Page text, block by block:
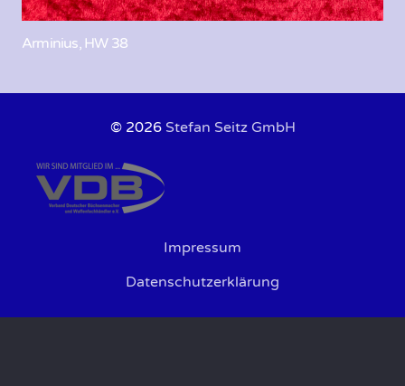
Arminius, HW 38
© 2026 Stefan Seitz GmbH
Impressum
Datenschutzerklärung